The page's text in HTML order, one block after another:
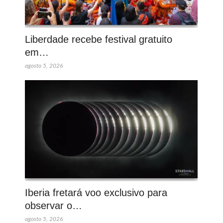
Liberdade recebe festival gratuito
em…
agosto 5, 2026
Iberia fretará voo exclusivo para
observar o…
agosto 5, 2026